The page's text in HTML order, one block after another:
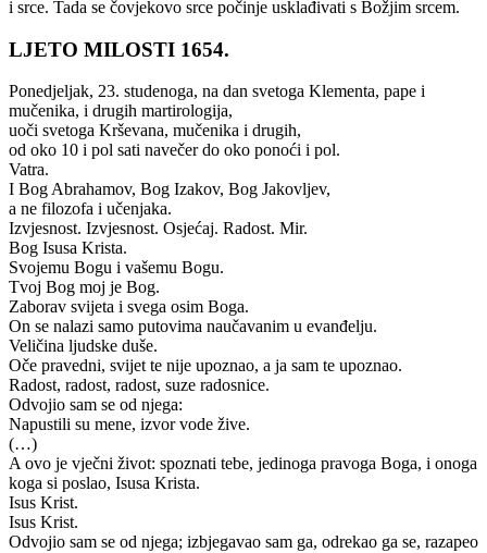
i srce. Tada se čovjekovo srce počinje usklađivati s Božjim srcem.
LJETO MILOSTI 1654.
Ponedjeljak, 23. studenoga, na dan svetoga Klementa, pape i
mučenika, i drugih martirologija,
uoči svetoga Krševana, mučenika i drugih,
od oko 10 i pol sati navečer do oko ponoći i pol.
Vatra.
I Bog Abrahamov, Bog Izakov, Bog Jakovljev,
a ne filozofa i učenjaka.
Izvjesnost. Izvjesnost. Osjećaj. Radost. Mir.
Bog Isusa Krista.
Svojemu Bogu i vašemu Bogu.
Tvoj Bog moj je Bog.
Zaborav svijeta i svega osim Boga.
On se nalazi samo putovima naučavanim u evanđelju.
Veličina ljudske duše.
Oče pravedni, svijet te nije upoznao, a ja sam te upoznao.
Radost, radost, radost, suze radosnice.
Odvojio sam se od njega:
Napustili su mene, izvor vode žive.
(…)
A ovo je vječni život: spoznati tebe, jedinoga pravoga Boga, i onoga
koga si poslao, Isusa Krista.
Isus Krist.
Isus Krist.
Odvojio sam se od njega; izbjegavao sam ga, odrekao ga se, razapeo